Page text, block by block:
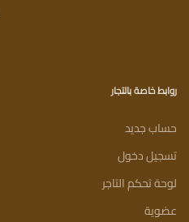
روابط خاصة بالتجار
حساب جديد
تسجيل دخول
لوحة تحكم التاجر
عضوية